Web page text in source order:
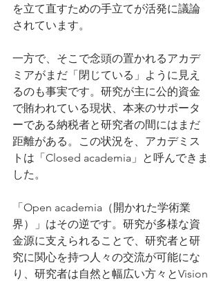
を立て直すための手立てが活発に議論
されています。
一方で、そこで念頭の置かれるアカデ
ミアがまだ「閉じている」ように見え
るのも事実です。研究が主に公的資金
で賄われている現状、本来のサポータ
ーである納税者と研究者の間にはまだ
距離がある。この状況を、アカデミス
トは「Closed academia」と呼んできま
した。
「Open academia（開かれた学術業
界）」はその逆です。研究が多様な資
金源に支えられることで、研究者と研
究に関心を持つ人々の交流が可能にな
り、研究者は自然と幅広い方々とVision